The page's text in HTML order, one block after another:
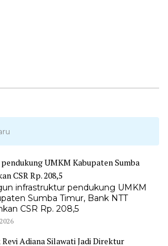
infrastruktur pendukung UMKM
Sumba Timur, Bank NTT
CSR Rp. 208,5